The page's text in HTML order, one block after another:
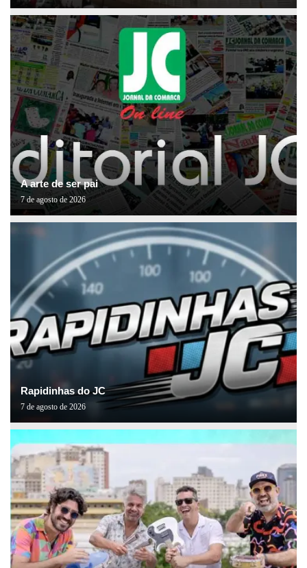
A arte de ser pai
7 de agosto de 2026
Rapidinhas do JC
7 de agosto de 2026